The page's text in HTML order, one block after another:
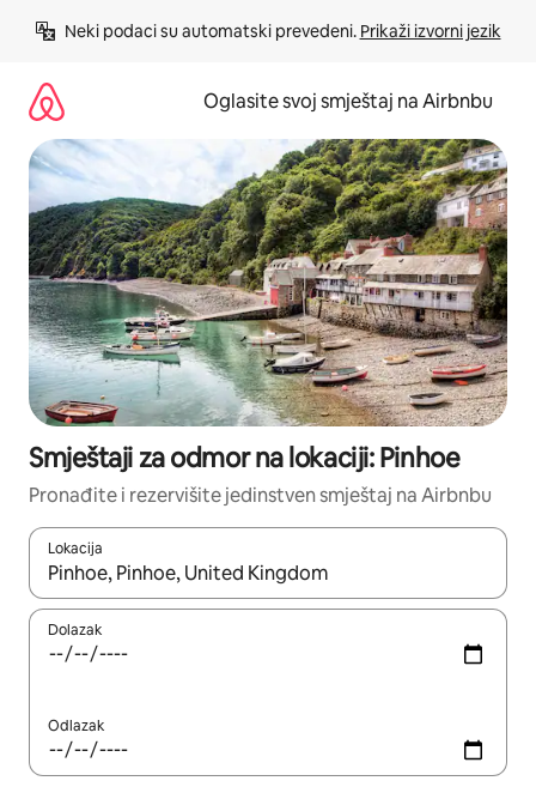
Neki podaci su automatski prevedeni. Prikaži izvorni jezik
Oglasite svoj smještaj na Airbnbu
Smještaji za odmor na lokaciji: Pinhoe
Pronađite i rezervišite jedinstven smještaj na Airbnbu
Lokacija
Kad rezultati budu dostupni, krećite se gore i dolje pomoću
Dolazak
Odlazak